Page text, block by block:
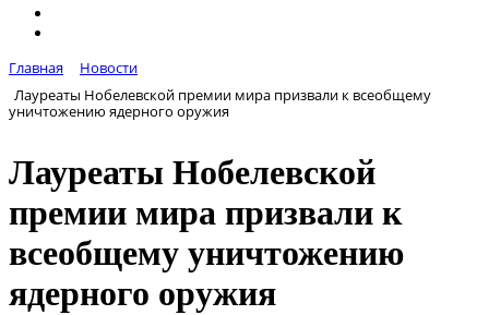
Главная
Новости
Лауреаты Нобелевской премии мира призвали к всеобщему
уничтожению ядерного оружия
Лауреаты Нобелевской
премии мира призвали к
всеобщему уничтожению
ядерного оружия